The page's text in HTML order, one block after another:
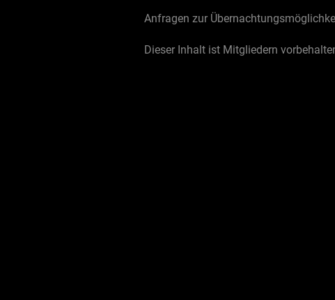
Anfragen zur
Dieser Inhalt ist Mitgliedern